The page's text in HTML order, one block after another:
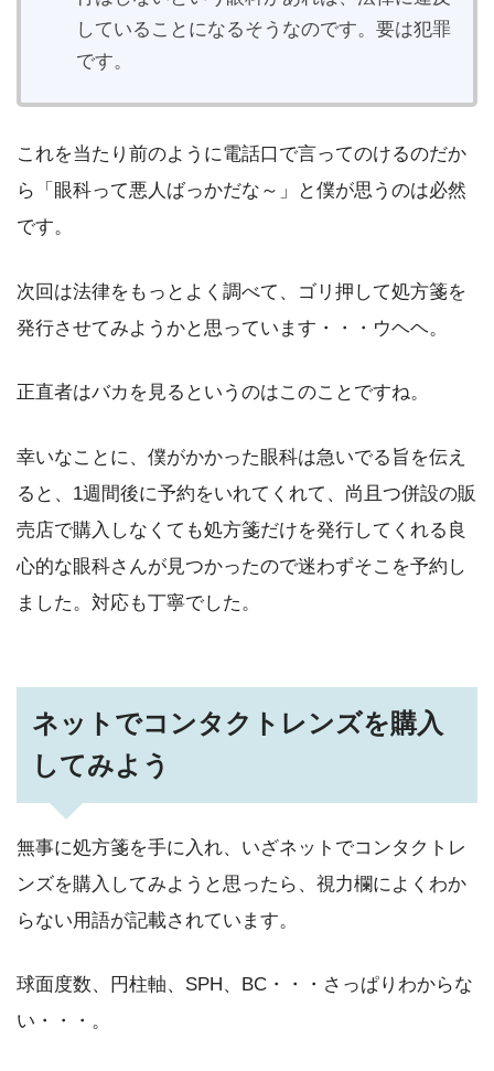
していることになるそうなのです。要は犯罪
です。
これを当たり前のように電話口で言ってのけるのだか
ら「眼科って悪人ばっかだな～」と僕が思うのは必然
です。
次回は法律をもっとよく調べて、ゴリ押して処方箋を
発行させてみようかと思っています・・・ウヘヘ。
正直者はバカを見るというのはこのことですね。
幸いなことに、僕がかかった眼科は急いでる旨を伝え
ると、1週間後に予約をいれてくれて、尚且つ併設の販
売店で購入しなくても処方箋だけを発行してくれる良
心的な眼科さんが見つかったので迷わずそこを予約し
ました。対応も丁寧でした。
ネットでコンタクトレンズを購入
してみよう
無事に処方箋を手に入れ、いざネットでコンタクトレ
ンズを購入してみようと思ったら、視力欄によくわか
らない用語が記載されています。
球面度数、円柱軸、SPH、BC・・・さっぱりわからな
い・・・。